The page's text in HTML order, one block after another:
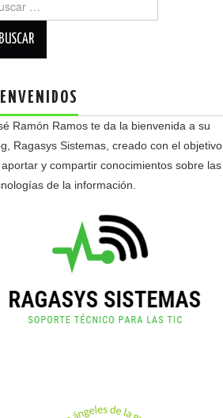
Ramón Ramos te da la bienvenida a su
Ragasys Sistemas, creado con el objetivo
y compartir conocimientos sobre las
de la información.